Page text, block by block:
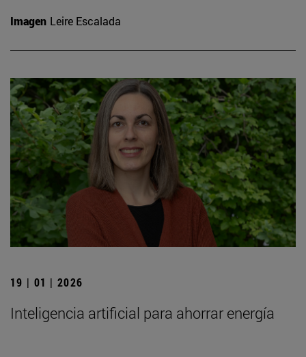
Imagen Leire Escalada
19 | 01 | 2026
Inteligencia artificial para ahorrar energía